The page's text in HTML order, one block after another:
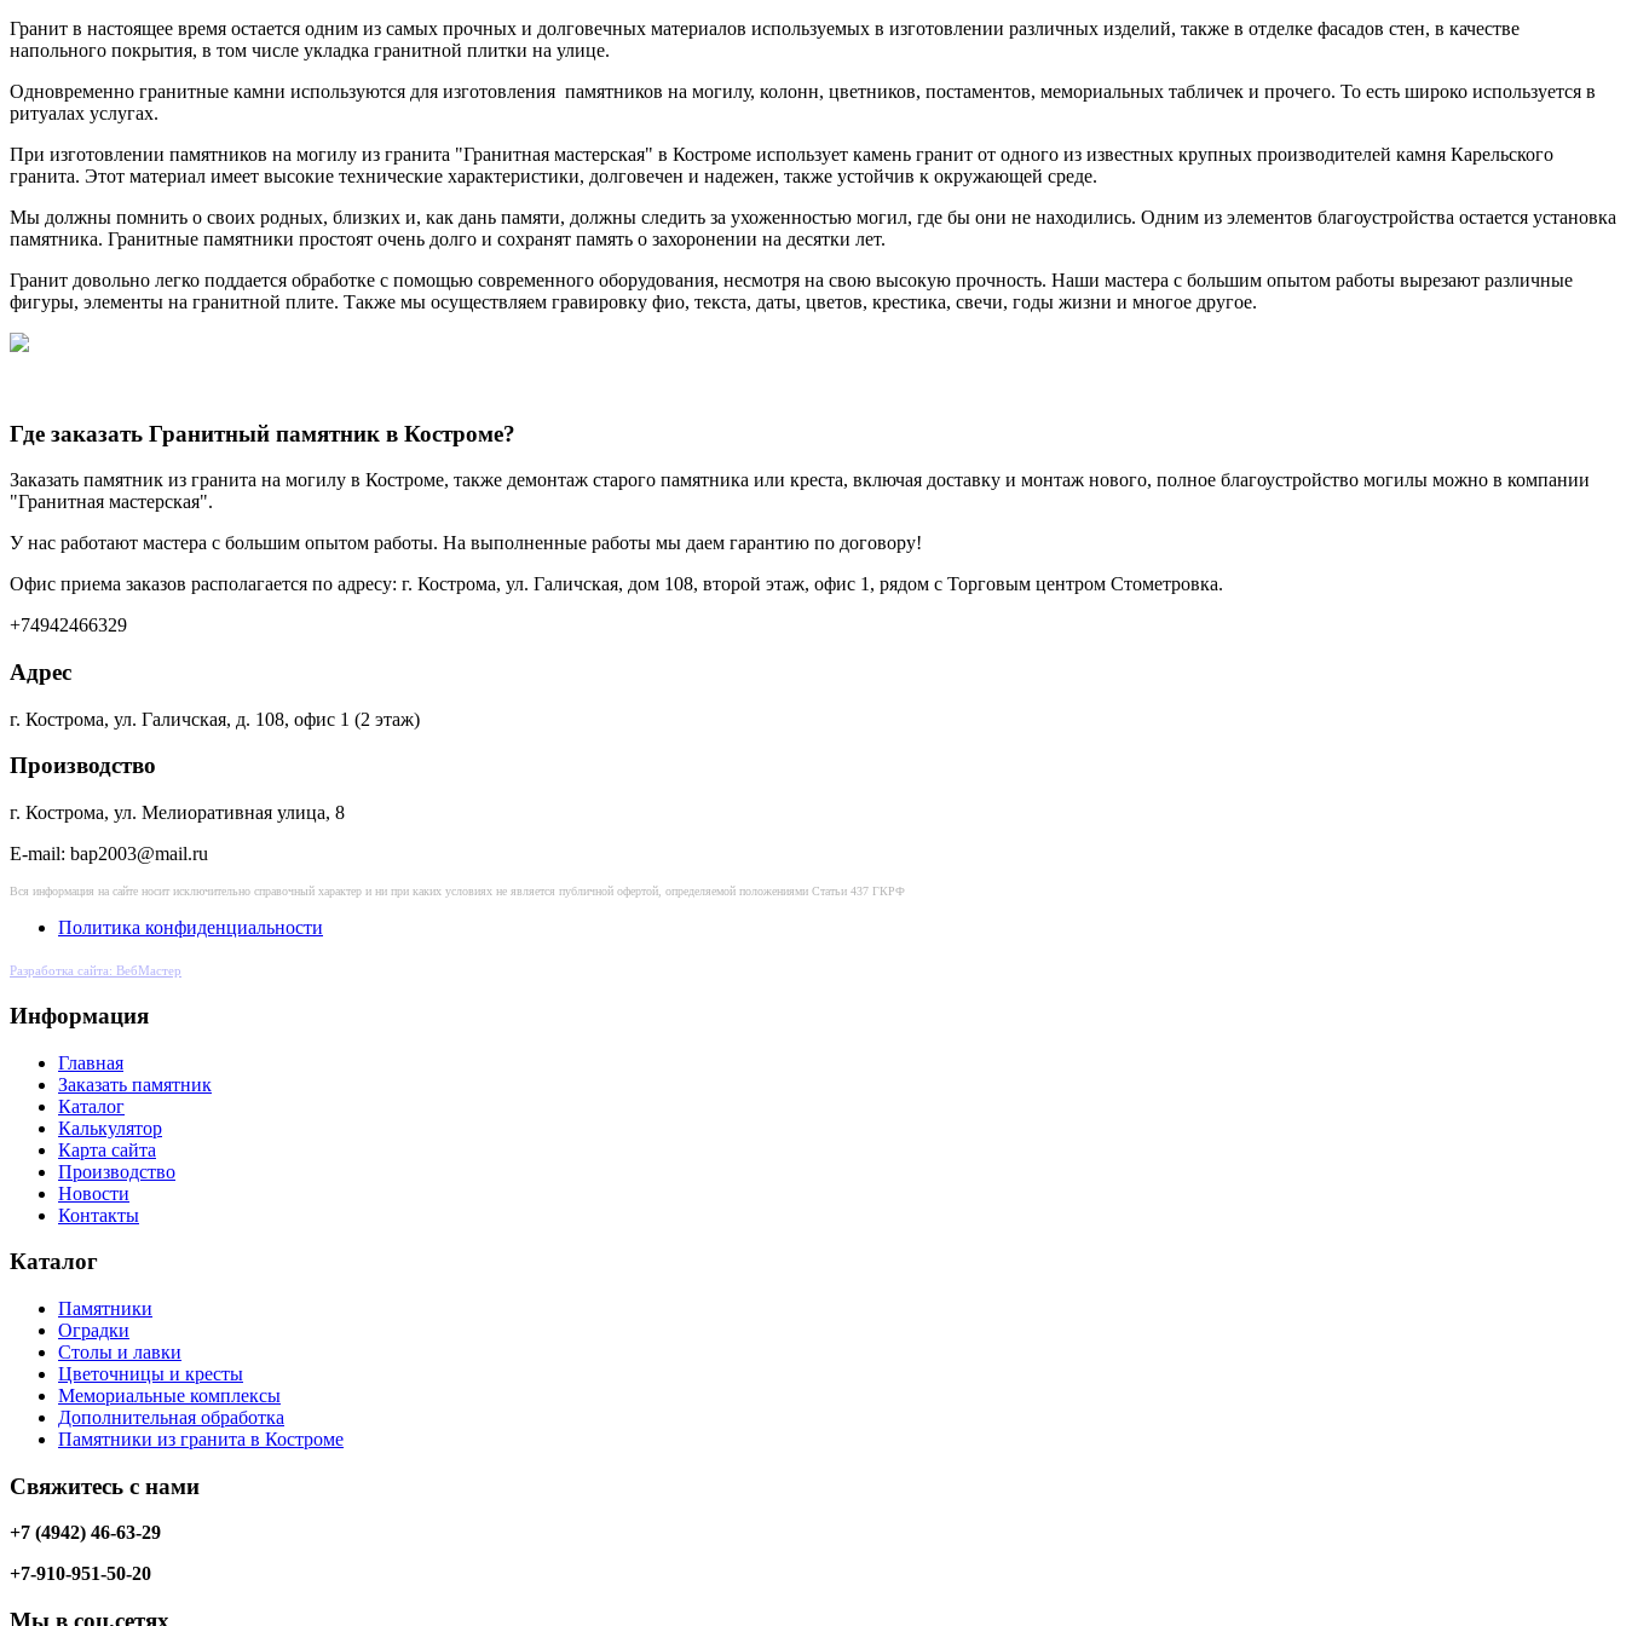
Гранит в настоящее время остается одним из самых прочных и долговечных материалов используемых в изготовлении различных изделий, также в отделке фасадов стен, в качестве
напольного покрытия, в том числе укладка гранитной плитки на улице.
Одновременно гранитные камни используются для изготовления памятников на могилу, колонн, цветников, постаментов, мемориальных табличек и прочего. То есть широко используется в
ритуалах услугах.
При изготовлении памятников на могилу из гранита "Гранитная мастерская" в Костроме использует камень гранит от одного из известных крупных производителей камня Карельского
гранита. Этот материал имеет высокие технические характеристики, долговечен и надежен, также устойчив к окружающей среде.
Мы должны помнить о своих родных, близких и, как дань памяти, должны следить за ухоженностью могил, где бы они не находились. Одним из элементов благоустройства остается установка
памятника. Гранитные памятники простоят очень долго и сохранят память о захоронении на десятки лет.
Гранит довольно легко поддается обработке с помощью современного оборудования, несмотря на свою высокую прочность. Наши мастера с большим опытом работы вырезают различные
фигуры, элементы на гранитной плите. Также мы осуществляем гравировку фио, текста, даты, цветов, крестика, свечи, годы жизни и многое другое.
Где заказать Гранитный памятник в Костроме?
Заказать памятник из гранита на могилу в Костроме, также демонтаж старого памятника или креста, включая доставку и монтаж нового, полное благоустройство могилы можно в компании
"Гранитная мастерская".
У нас работают мастера с большим опытом работы. На выполненные работы мы даем гарантию по договору!
Офис приема заказов располагается по адресу: г. Кострома, ул. Галичская, дом 108, второй этаж, офис 1, рядом с Торговым центром Стометровка.
+74942466329
Адрес
г. Кострома, ул. Галичская, д. 108, офис 1 (2 этаж)
Производство
г. Кострома, ул. Мелиоративная улица, 8
E-mail: bap2003@mail.ru
Вся информация на сайте носит исключительно справочный характер и ни при каких условиях не является публичной офертой, определяемой положениями Статьи 437 ГКРФ
Политика конфиденциальности
Разработка сайта: ВебМастер
Информация
Главная
Заказать памятник
Каталог
Калькулятор
Карта сайта
Производство
Новости
Контакты
Каталог
Памятники
Оградки
Столы и лавки
Цветочницы и кресты
Мемориальные комплексы
Дополнительная обработка
Памятники из гранита в Костроме
Свяжитесь с нами
+7 (4942) 46-63-29
+7-910-951-50-20
Мы в соц.сетях